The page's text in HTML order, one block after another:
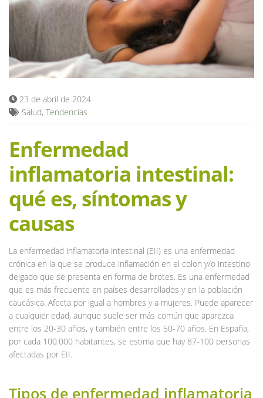
Blog
23 de abril de 2024
Salud, Tendencias
Enfermedad
inflamatoria intestinal:
qué es, síntomas y
causas
La enfermedad inflamatoria intestinal (EII) es una enfermedad
crónica en la que se produce inflamación en el colon y/o intestino
delgado que se presenta en forma de brotes. Es una enfermedad
que es más frecuente en países desarrollados y en la población
caucásica. Afecta por igual a hombres y a mujeres. Puede aparecer
a cualquier edad, aunque suele ser más común que aparezca
entre los 20-30 años, y también entre los 50-70 años. En España,
por cada 100.000 habitantes, se estima que hay 87-100 personas
afectadas por EII.
Tipos de enfermedad inflamatoria